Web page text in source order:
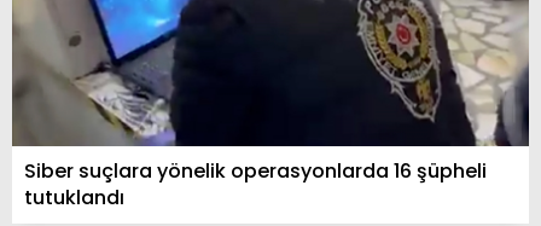
Siber suçlara yönelik operasyonlarda 16 şüpheli
tutuklandı